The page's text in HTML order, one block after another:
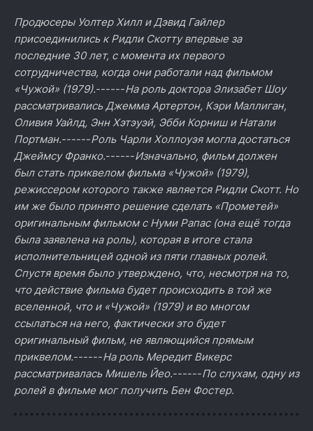
Продюсеры Уолтер Хилл и Дэвид Гайлер
присоединились к Ридли Скотту впервые за
последние 30 лет, с момента их первого
сотрудничества, когда они работали над фильмом
«Чужой» (1979).------На роль доктора Элизабет Шоу
рассматривались Джемма Артертон, Кэри Маллиган,
Оливия Уайлд, Энн Хэтэуэй, Эбби Корниш и Натали
Портман.------Роль Чарли Холлоуэя могла достаться
Джеймсу Франко.------Изначально, фильм должен
был стать приквелом фильма «Чужой» (1979),
режиссером которого также является Ридли Скотт. Но
им же было принято решение сделать «Прометей»
оригинальным фильмом с Нуми Рапас (она ещё тогда
была заявлена на роль), которая в итоге стала
исполнительницей одной из пяти главных ролей.
Спустя время было утверждено, что, несмотря на то,
что действие фильма будет происходить в той же
вселенной, что и «Чужой» (1979) и во многом
ссылаться на него, фактически это будет
оригинальный фильм, не являющийся прямым
приквелом.------На роль Мередит Викерс
рассматривалась Мишель Йео.------По слухам, одну из
ролей в фильме мог получить Бен Фостер.